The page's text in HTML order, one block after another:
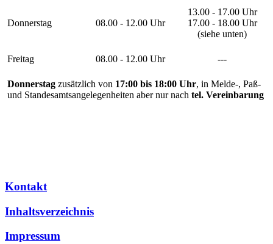
Donnerstag 08.00 - 12.00 Uhr
13.00 - 17.00 Uhr
17.00 - 18.00 Uhr
(siehe unten)
Freitag 08.00 - 12.00 Uhr ---
Donnerstag zusätzlich von 17:00 bis 18:00 Uhr, in Melde-, Paß-
und Standesamtsangelegenheiten aber nur nach tel. Vereinbarung
Kontakt
Inhaltsverzeichnis
Impressum